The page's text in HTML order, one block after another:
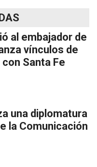
al embajador de
vínculos de
Santa Fe
una diplomatura
la Comunicación